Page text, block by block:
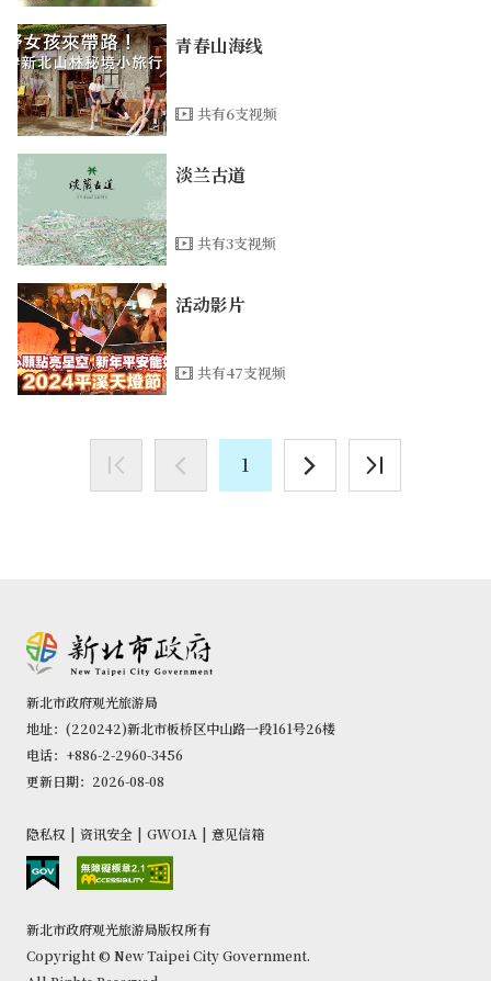
青春山海线
共有6支视频
淡兰古道
共有3支视频
活动影片
共有47支视频
1
新北市政府观光旅游局
地址：(220242)新北市板桥区中山路一段161号26楼
电话：+886-2-2960-3456
更新日期：2026-08-08
隐私权 | 资讯安全 | GWOIA | 意见信箱
新北市政府观光旅游局版权所有
Copyright © New Taipei City Government.